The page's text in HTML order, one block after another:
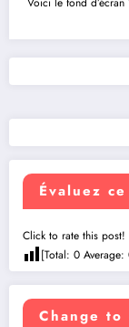
Évaluez
Click to rate this post!
[Total: 0 Average:
Change to